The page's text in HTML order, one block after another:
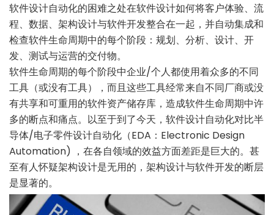
软件设计自动化的困难之处在软件设计如何将客户体验、流
程、数据、架构设计与软件开发整合在一起，并自动集成和
检查软件生命周期中的每个阶段：规划、分析、设计、开
发、测试与运营的交付物。
软件生命周期的每个阶段中企业/个人都使用着众多的不同
工具（或没有工具），而且这些工具经常来自不同厂商或没
有共享和可重用的软件资产储存库，造成软件生命周期中许
多的断点和痛点。以至于到了今天，软件设计自动化对比半
导体/电子零件设计自动化（EDA：Electronic Design
Automation) ，在各自领域的效益方面差距是巨大的。甚
至有人怀疑架构设计是无用的，架构设计与软件开发的断层
是显著的。